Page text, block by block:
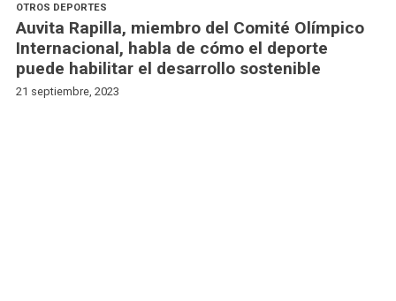
OTROS DEPORTES
Auvita Rapilla, miembro del Comité Olímpico
Internacional, habla de cómo el deporte
puede habilitar el desarrollo sostenible
21 septiembre, 2023